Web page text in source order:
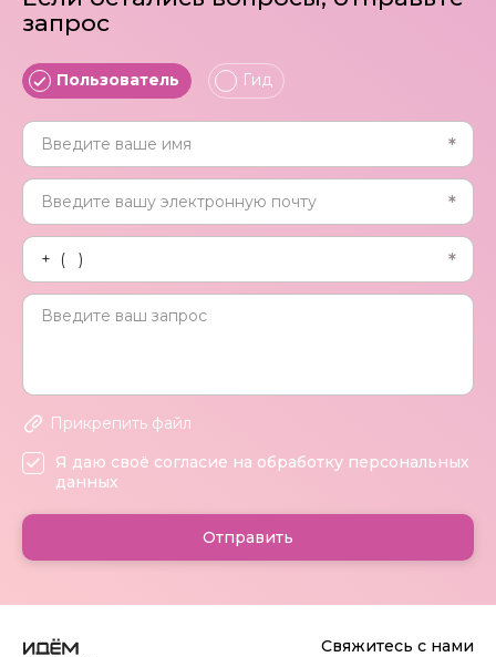
Свяжитесь с нами
запрос
Пользователь Гид
Прикрепить файл
Я даю своё согласие на обработку персональных
данных
Отправить